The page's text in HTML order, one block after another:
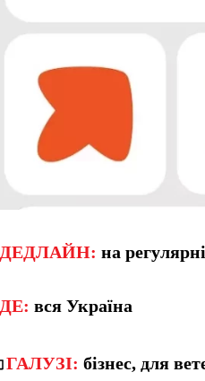
ДЕДЛАЙН: на
ДЕ: вся Україна
ГАЛУЗІ: бізнес, для